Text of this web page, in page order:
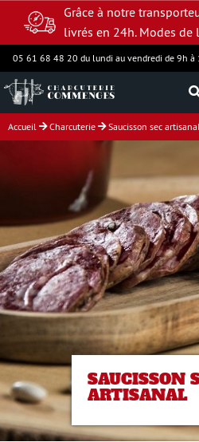
Grâce à notre
livrés en 24h. Modes de
05 61 68 48 20 du lundi au vendredi de 9h à
Se déconnecter
Jambon supérieur
Charcuterie
Produits frais
Assortiments
Accueil Charcuterie Saucisson sec artisanal
SAUCISSON
ARTISANAL